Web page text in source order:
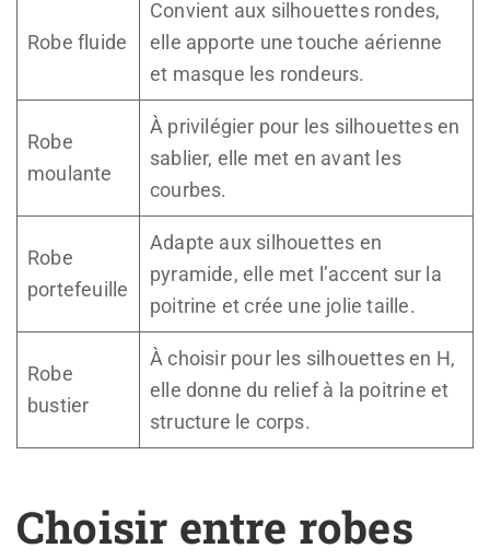
Robe fluide
Convient aux silhouettes rondes,
elle apporte une touche aérienne
et masque les rondeurs.
Robe
moulante
À privilégier pour les silhouettes en
sablier, elle met en avant les
courbes.
Robe
portefeuille
Adapte aux silhouettes en
pyramide, elle met l’accent sur la
poitrine et crée une jolie taille.
Robe
bustier
À choisir pour les silhouettes en H,
elle donne du relief à la poitrine et
structure le corps.
Choisir entre robes